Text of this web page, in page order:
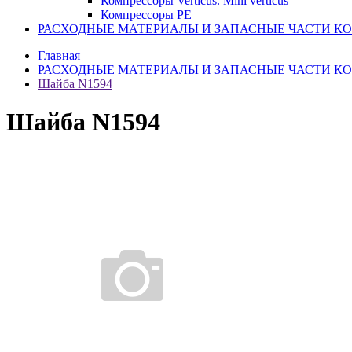
Компрессоры PE
РАСХОДНЫЕ МАТЕРИАЛЫ И ЗАПАСНЫЕ ЧАСТИ
Главная
РАСХОДНЫЕ МАТЕРИАЛЫ И ЗАПАСНЫЕ ЧАСТИ
Шайба N1594
Шайба N1594